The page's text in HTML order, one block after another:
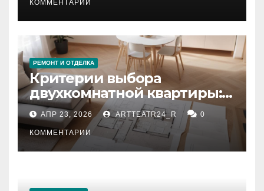
КОММЕНТАРИИ
РЕМОНТ И ОТДЕЛКА
Критерии выбора
двухкомнатной квартиры:
планировка, площадь,
состояние и документация
АПР 23, 2026 ARTTEATR24_R 0
КОММЕНТАРИИ